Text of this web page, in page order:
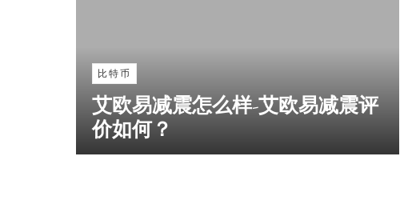
比特币
艾欧易减震怎么样-艾欧易减震评
价如何？